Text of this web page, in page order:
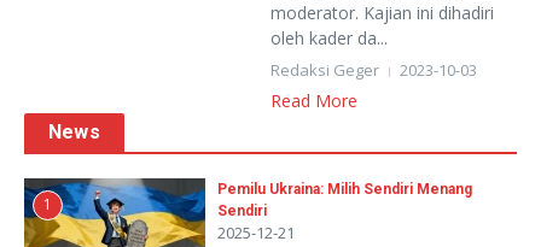
moderator. Kajian ini dihadiri
oleh kader da...
Redaksi Geger 2023-10-03
Read More
News
1
Pemilu Ukraina: Milih Sendiri Menang
Sendiri
2025-12-21